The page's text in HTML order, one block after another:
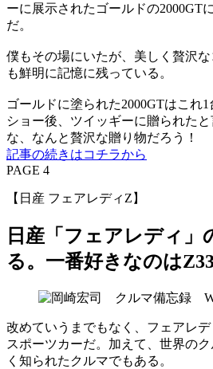
ーに展示されたゴールドの2000GT
だ。
僕もその場にいたが、美しく贅沢
も鮮明に記憶に残っている。
ゴールドに塗られた2000GTはこれ
ショー後、ツイッギーに贈られた
な、なんと贅沢な贈り物だろう！
記事の続きはコチラから
PAGE 4
【日産 フェアレディZ】
日産「フェアレディ」
る。一番好きなのは
改めていうまでもなく、フェアレ
スポーツカーだ。加えて、世界の
く知られたクルマでもある。